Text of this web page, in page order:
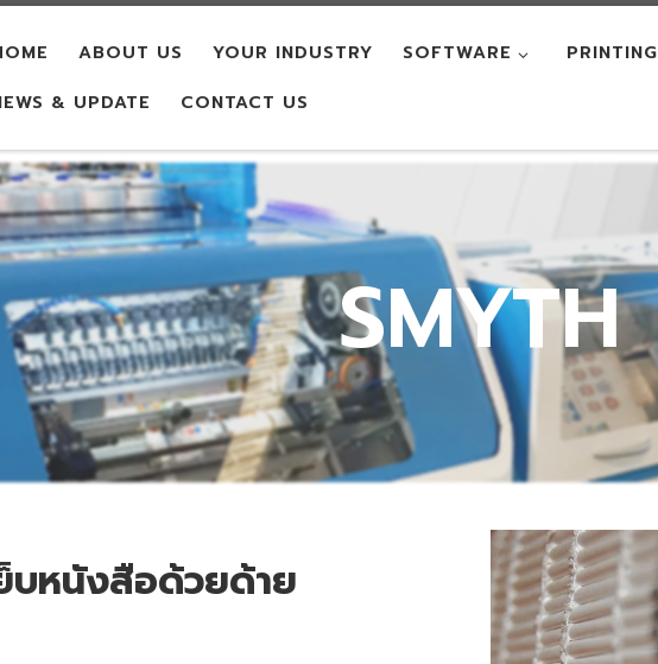
ABOUT US YOUR INDUSTRY SOFTWARE PRINTING
& UPDATE
CONTACT US
SMYTH
บหนังสือด้วยด้าย